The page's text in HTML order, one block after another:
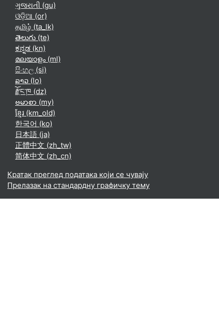
ગુજરાતી ‎(gu)‎
ଓଡ଼ିଆ ‎(or)‎
தமிழ் ‎(ta_lk)‎
తెలుగు ‎(te)‎
ಕನ್ನಡ ‎(kn)‎
മലയാളം ‎(ml)‎
සිංහල ‎(si)‎
ລາວ ‎(lo)‎
རྫོང་ཁ ‎(dz)‎
ဗမာစာ ‎(my)‎
ខ្មែរ ‎(km_old)‎
한국어 ‎(ko)‎
日本語 ‎(ja)‎
正體中文 ‎(zh_tw)‎
简体中文 ‎(zh_cn)‎
Кратак преглед података који се чувају
Прелазак на стандардну графичку тему